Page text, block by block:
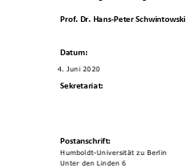
Prof. Dr. Hans-Peter Schwintowski
Datum:
Sekretariat:
Postanschrift:
Humboldt-Universität zu Berlin
Unter den Linden 6
4. Juni 2020